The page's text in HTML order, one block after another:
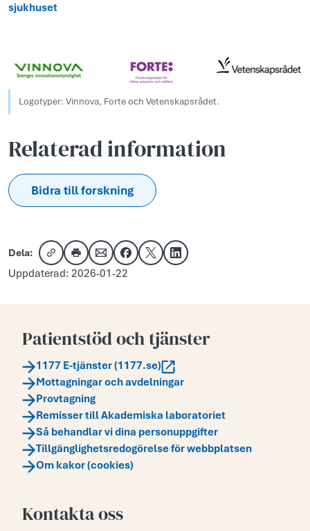
sjukhuset
Logotyper: Vinnova, Forte och Vetenskapsrådet.
Relaterad information
Bidra till forskning
Dela:
Kopiera länk
Skriv utDela via e-post
Dela på Facebook
Dela på XDela på LinkedIn
Uppdaterad: 2026-01-22
Patientstöd och tjänster
1177 E-tjänster (1177.se)
Mottagningar och avdelningar
Provtagning
Remisser till Akademiska laboratoriet
Så behandlar vi dina personuppgifter
Tillgänglighetsredogörelse för webbplatsen
Om kakor (cookies)
Kontakta oss